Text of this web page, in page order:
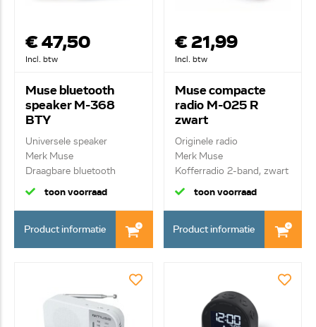
€ 47,50
Incl. btw
Muse bluetooth
speaker M-368
BTY
Universele speaker
Merk Muse
Draagbare bluetooth
speaker v...
toon voorraad
Product informatie
€ 21,99
Incl. btw
Muse compacte
radio M-025 R
zwart
Originele radio
Merk Muse
Kofferradio 2-band, zwart
toon voorraad
Product informatie